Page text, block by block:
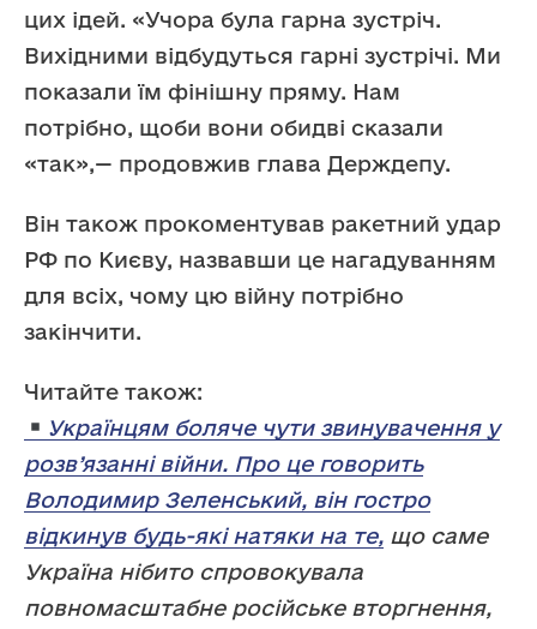
цих ідей. «Учора була гарна зустріч.
Вихідними відбудуться гарні зустрічі. Ми
показали їм фінішну пряму. Нам
потрібно, щоби вони обидві сказали
«так»,— продовжив глава Держдепу.
Він також прокоментував ракетний удар
РФ по Києву, назвавши це нагадуванням
для всіх, чому цю війну потрібно
закінчити.
Читайте також:
Українцям боляче чути звинувачення у
розв’язанні війни. Про це говорить
Володимир Зеленський, він гостро
відкинув будь-які натяки на те, що саме
Україна нібито спровокувала
повномасштабне російське вторгнення,